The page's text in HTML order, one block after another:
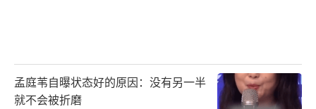
孟庭苇自曝状态好的原因：没有另一半
就不会被折磨